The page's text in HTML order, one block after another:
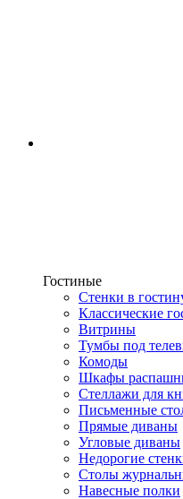
Гостиные
Стенки в
Классические
Витрины
Тумбы под
Комоды
Шкафы
Стеллажи для
Письменные
Прямые диваны
Угловые диваны
Недорогие
Столы
Навесные полки